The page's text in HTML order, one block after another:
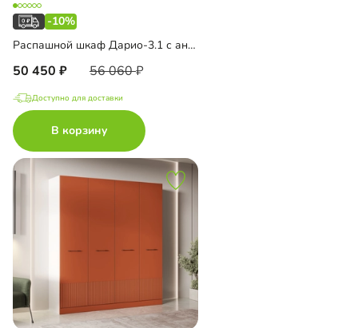
-10%
Распашной шкаф Дарио-3.1 с антресолью
50 450 56 060
Доступно для доставки
В корзину